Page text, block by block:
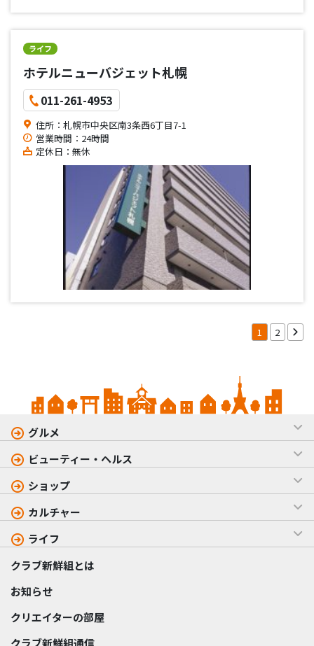
ライフ
ホテルニューバジェット札幌
011-261-4953
住所：札幌市中央区南3条西6丁目7-1
営業時間：24時間
定休日：無休
1 2
グルメ
ビューティー・ヘルス
ショップ
カルチャー
ライフ
クラブ新鮮組とは
お知らせ
クリエイターの部屋
クラブ新鮮組通信